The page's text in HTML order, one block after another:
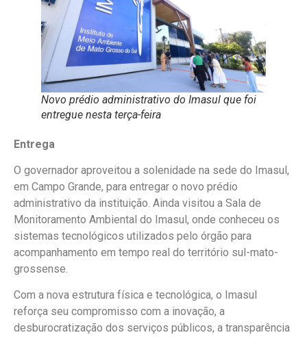
Novo prédio administrativo do Imasul que foi
entregue nesta terça-feira
Entrega
O governador aproveitou a solenidade na sede do Imasul,
em Campo Grande, para entregar o novo prédio
administrativo da instituição. Ainda visitou a Sala de
Monitoramento Ambiental do Imasul, onde conheceu os
sistemas tecnológicos utilizados pelo órgão para
acompanhamento em tempo real do território sul-mato-
grossense.
Com a nova estrutura física e tecnológica, o Imasul
reforça seu compromisso com a inovação, a
desburocratização dos serviços públicos, a transparência